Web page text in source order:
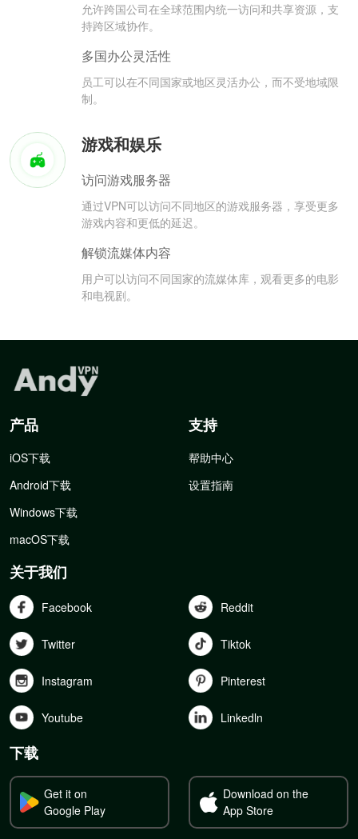
允许跨国公司在全球范围内统一访问和共享资源，支
持跨区域协作。
多国办公灵活性
员工可以在不同国家或地区灵活办公，而不受地域限
制。
游戏和娱乐
访问游戏服务器
通过VPN可以访问不同地区的游戏服务器，享受更多
游戏内容和更低的延迟。
解锁流媒体内容
用户可以访问不同国家的流媒体库，观看更多的电影
和电视剧。
产品
iOS下载
Android下载
Windows下载
macOS下载
支持
帮助中心
设置指南
关于我们
Facebook Reddit
Twitter Tiktok
Instagram Pinterest
Youtube Linkedln
下载
Get it on
Google Play
Download on the
App Store